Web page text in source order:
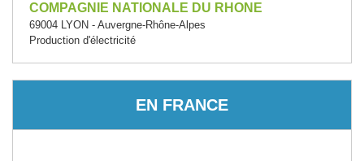
COMPAGNIE NATIONALE DU RHONE
69004 LYON - Auvergne-Rhône-Alpes
Production d'électricité
EN FRANCE